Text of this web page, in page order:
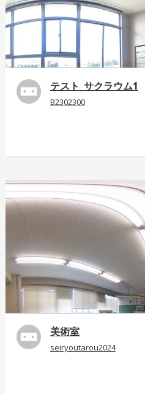
テスト_サクラウム1
B2302300
美術室
seiryoutarou2024